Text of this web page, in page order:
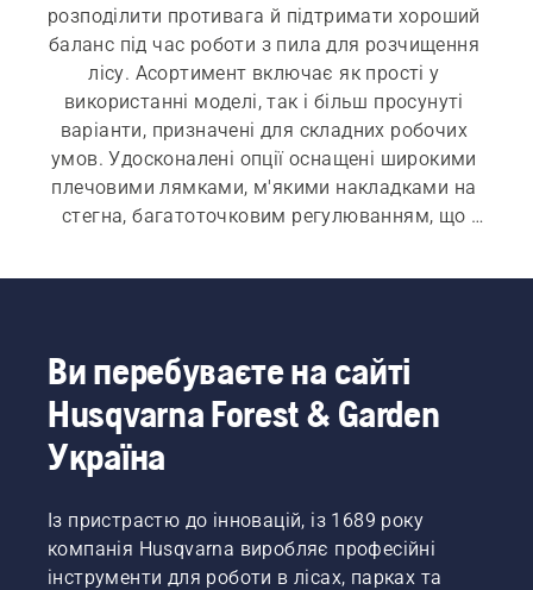
розподілити противага й підтримати хороший
баланс під час роботи з пила для розчищення
лісу. Асортимент включає як прості у
використанні моделі, так і більш просунуті
варіанти, призначені для складних робочих
умов. Удосконалені опції оснащені широкими
плечовими лямками, м'якими накладками на
стегна, багатоточковим регулюванням, що
Ви перебуваєте на сайті
Husqvarna Forest & Garden
Україна
Із пристрастю до інновацій, із 1689 року
компанія Husqvarna виробляє професійні
інструменти для роботи в лісах, парках та